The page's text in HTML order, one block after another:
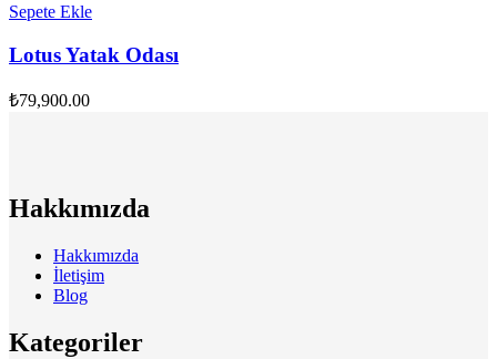
Sepete Ekle
Lotus Yatak Odası
₺79,900.00
Hakkımızda
Hakkımızda
İletişim
Blog
Kategoriler